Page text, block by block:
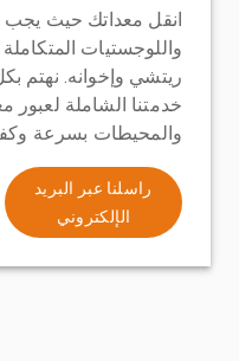
انقل معداتك حيث
واللوجستيات
ريتشي وإخوانه. نهتم
خدمتنا الشاملة لعبور
والمحيطات بسرعة
راسلنا عبر البريد
الإلكتروني